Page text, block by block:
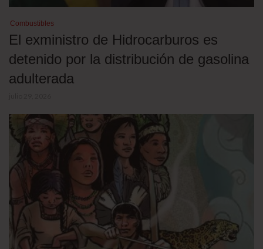
Combustibles
El exministro de Hidrocarburos es
detenido por la distribución de gasolina
adulterada